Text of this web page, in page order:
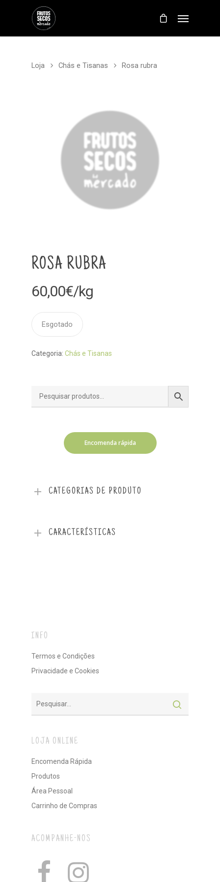
Loja Chás e Tisanas Rosa rubra
ROSA RUBRA
60,00€/kg
Esgotado
Categoria: Chás e Tisanas
Encomenda rápida
CATEGORIAS DE PRODUTO
CARACTERÍSTICAS
INFO
Termos e Condições
Privacidade e Cookies
LOJA ONLINE
Encomenda Rápida
Produtos
Área Pessoal
Carrinho de Compras
ACOMPANHE-NOS